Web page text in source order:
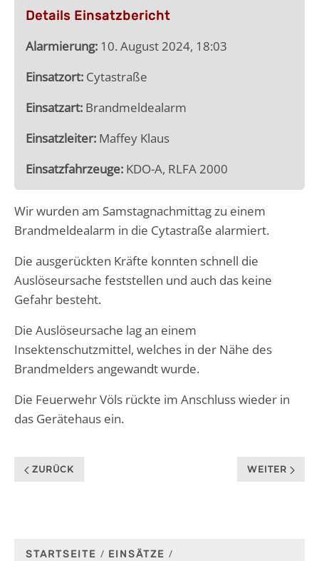
Details Einsatzbericht
Alarmierung: 10. August 2024, 18:03
Einsatzort: Cytastraße
Einsatzart: Brandmeldealarm
Einsatzleiter: Maffey Klaus
Einsatzfahrzeuge: KDO-A, RLFA 2000
Wir wurden am Samstagnachmittag zu einem
Brandmeldealarm in die Cytastraße alarmiert.
Die ausgerückten Kräfte konnten schnell die
Auslöseursache feststellen und auch das keine
Gefahr besteht.
Die Auslöseursache lag an einem
Insektenschutzmittel, welches in der Nähe des
Brandmelders angewandt wurde.
Die Feuerwehr Völs rückte im Anschluss wieder in
das Gerätehaus ein.
ZURÜCK WEITER
STARTSEITE
EINSÄTZE